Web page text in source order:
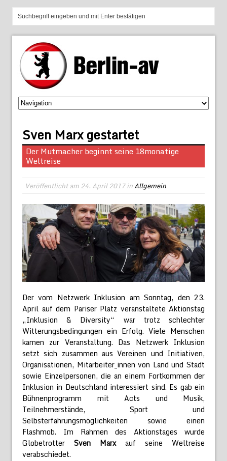
Sven Marx gestartet
Der Mutmacher beginnt seine 18monatige
Weltreise
Veröffentlicht am24. April 2017inAllgemein
Der vom Netzwerk Inklusion am Sonntag, den 23.
April auf dem Pariser Platz veranstaltete Aktionstag
„Inklusion & Diversity“ war trotz schlechter
Witterungsbedingungen ein Erfolg. Viele Menschen
kamen zur Veranstaltung. Das Netzwerk Inklusion
setzt sich zusammen aus Vereinen und Initiativen,
Organisationen, Mitarbeiter_innen von Land und Stadt
sowie Einzelpersonen, die an einem Fortkommen der
Inklusion in Deutschland interessiert sind. Es gab ein
Bühnenprogramm mit Acts und Musik,
Teilnehmerstände, Sport und
Selbsterfahrungsmöglichkeiten sowie einen
Flashmob. Im Rahmen des Aktionstages wurde
Globetrotter Sven Marxauf seine Weltreise
verabschiedet.